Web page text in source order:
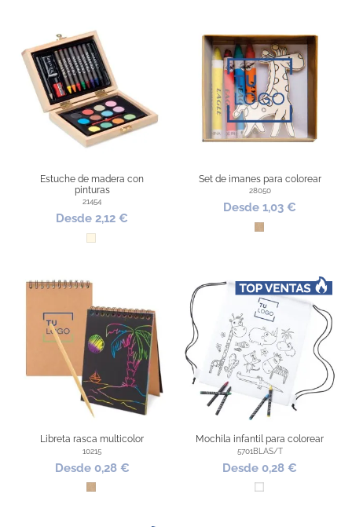
Estuche de madera con
pinturas
21454
Desde 2,12 €
Natural
Set de imanes para colorear
28050
Desde 1,03 €
Kraft
Libreta rasca multicolor
10215
Desde 0,28 €
Kraft
Mochila infantil para colorear
5701BLAS/T
Desde 0,28 €
Blanco